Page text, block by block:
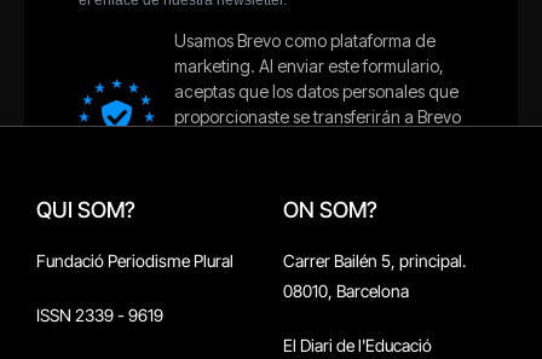
QUI SOM?
Fundació Periodisme Plural
ISSN 2339 - 9619
ON SOM?
Carrer Bailén 5, principal.
08010, Barcelona
El Diari de l'Educació